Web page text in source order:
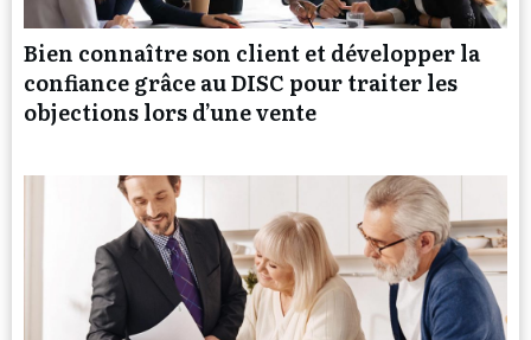
Bien connaître son client et développer la
confiance grâce au DISC pour traiter les
objections lors d’une vente